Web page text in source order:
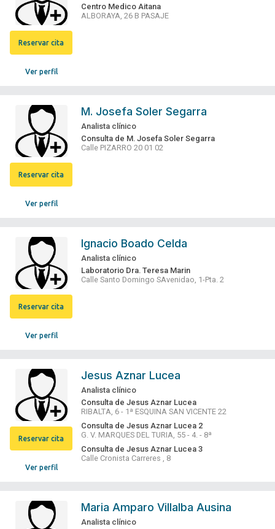
Ver perfil
Reservar cita
Centro Medico Aitana
ALBORAYA, 26 B PASAJE
Ver perfil
Reservar cita
M. Josefa Soler Segarra
Analista clínico
Consulta de M. Josefa Soler Segarra
Calle PIZARRO 20 01 02
Ver perfil
Reservar cita
Ignacio Boado Celda
Analista clínico
Laboratorio Dra. Teresa Marin
Calle Santo Domingo SAvenidao, 1-Pta. 2
Ver perfil
Reservar cita
Jesus Aznar Lucea
Analista clínico
Consulta de Jesus Aznar Lucea
RIBALTA, 6 - 1ª ESQUINA SAN VICENTE 22
Consulta de Jesus Aznar Lucea 2
G. V. MARQUES DEL TURIA, 55 - 4. - 8ª
Consulta de Jesus Aznar Lucea 3
Calle Cronista Carreres , 8
Maria Amparo Villalba Ausina
Analista clínico